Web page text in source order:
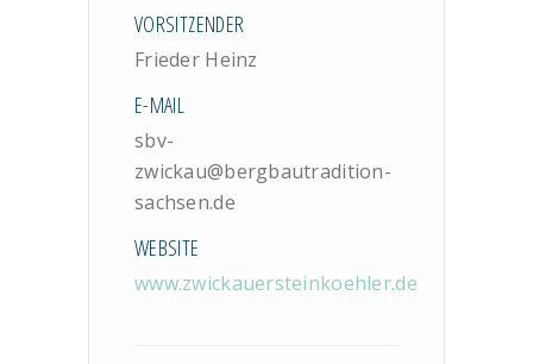
VORSITZENDER
Frieder Heinz
E-MAIL
sbv-
zwickau@bergbautradition-
sachsen.de
WEBSITE
www.zwickauersteinkoehler.de